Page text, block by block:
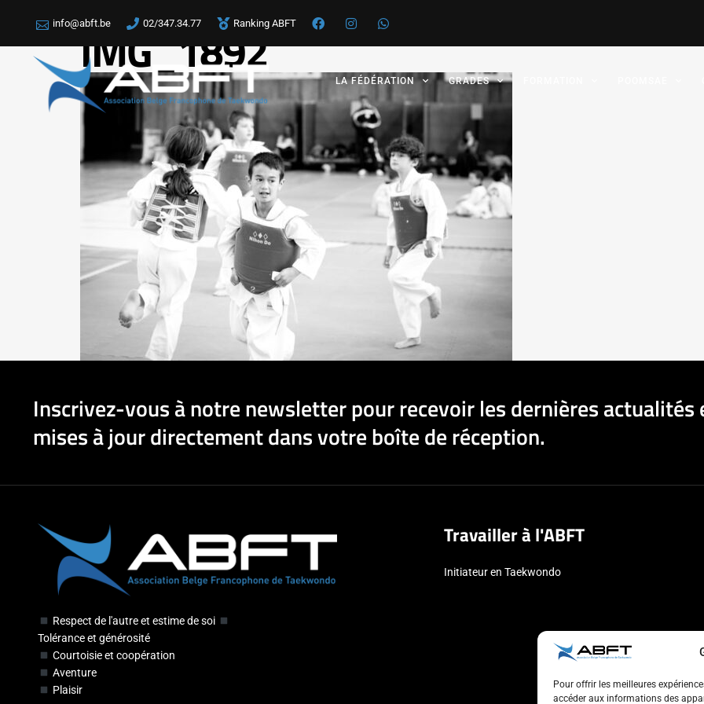
Pour offrir les meilleures
accéder aux informations des
info@abft.be 02/347.34.77 Ranking ABFT
LA FÉDÉRATION GRADES
IMG_1892
Inscrivez-vous à notre newsletter pour recevoir les dernières actualités
mises à jour directement dans votre boîte de réception.
Respect de l'autre et estime de soi
Tolérance et générosité
Courtoisie et coopération
Aventure
Plaisir
Travailler à l'ABFT
Initiateur en Taekwondo